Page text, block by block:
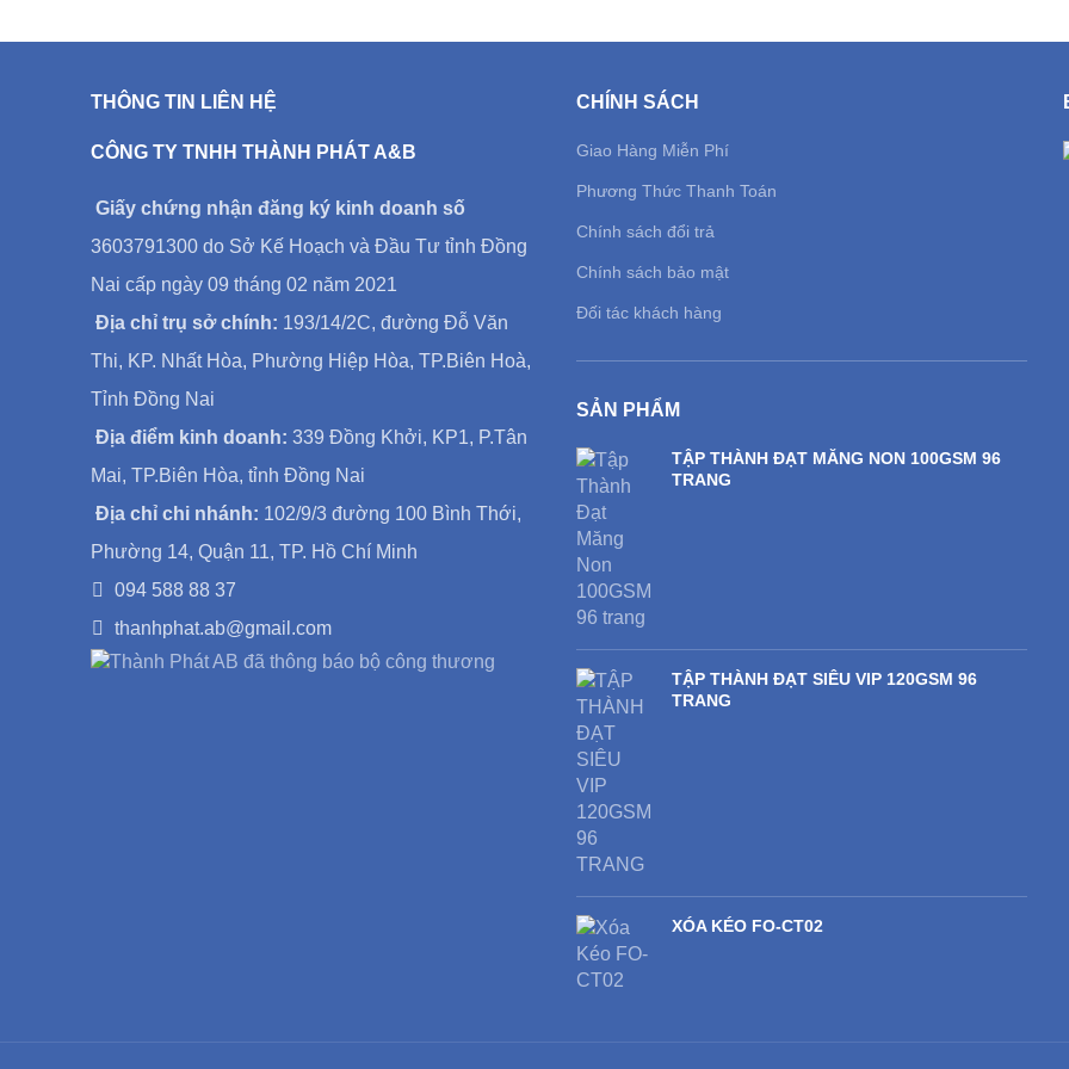
THÔNG TIN LIÊN HỆ
CÔNG TY TNHH THÀNH PHÁT A&B
Giấy chứng nhận đăng ký kinh doanh số
3603791300 do Sở Kế Hoạch và Đầu Tư tỉnh Đồng
Nai cấp ngày 09 tháng 02 năm 2021
Địa chỉ trụ sở chính: 193/14/2C, đường Đỗ Văn
Thi, KP. Nhất Hòa, Phường Hiệp Hòa, TP.Biên Hoà,
Tỉnh Đồng Nai
Địa điểm kinh doanh: 339 Đồng Khởi, KP1, P.Tân
Mai, TP.Biên Hòa, tỉnh Đồng Nai
Địa chỉ chi nhánh: 102/9/3 đường 100 Bình Thới,
Phường 14, Quận 11, TP. Hồ Chí Minh
094 588 88 37
thanhphat.ab@gmail.com
CHÍNH SÁCH
Giao Hàng Miễn Phí
Phương Thức Thanh Toán
Chính sách đổi trả
Chính sách bảo mật
Đối tác khách hàng
SẢN PHẨM
TẬP THÀNH ĐẠT MĂNG NON 100GSM 96
TRANG
TẬP THÀNH ĐẠT SIÊU VIP 120GSM 96
TRANG
XÓA KÉO FO-CT02